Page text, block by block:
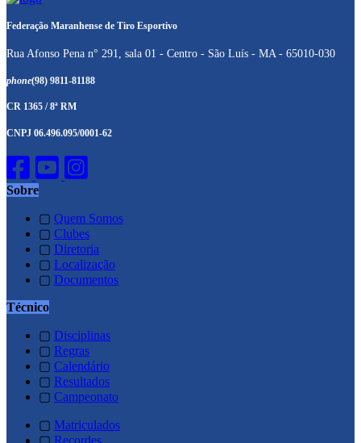
Federação Maranhense de Tiro Esportivo
Rua Afonso Pena n° 291, sala 01 - Centro - São Luís - MA - 65010-030
phone(98) 9811-81188
CR 1365 / 8ª RM
CNPJ 06.496.095/0001-62
Sobre
▢ Quem Somos
▢ Clubes
▢ Diretoria
▢ Localização
▢ Documentos
Técnico
▢ Disciplinas
▢ Regras
▢ Calendário
▢ Resultados
▢ Campeonato
▢ Matriculados